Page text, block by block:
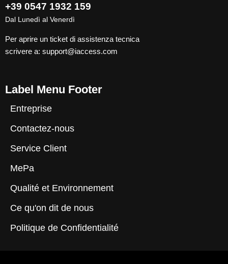
+39 0547 1932 159
Dal Lunedì al Venerdì
Per aprire un ticket di assistenza tecnica
scrivere a: support@iaccess.com
Label Menu Footer
Entreprise
Contactez-nous
Service Client
MePa
Qualité et Environnement
Ce qu'on dit de nous
Politique de Confidentialité